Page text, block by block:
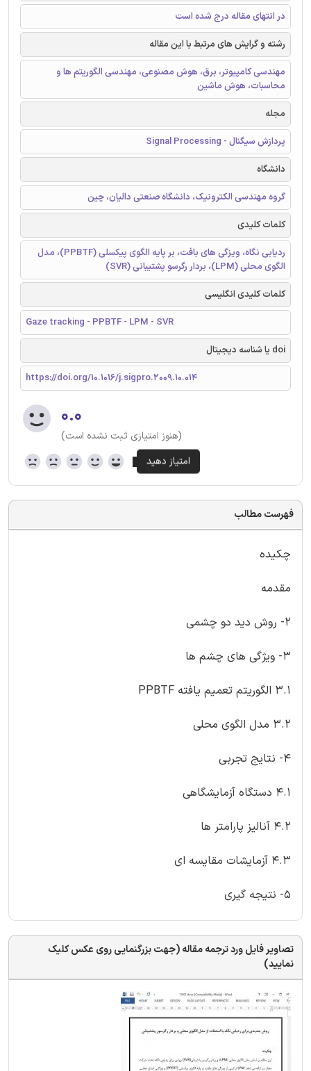
در انتهای مقاله درج شده است
رشته و گرایش های مرتبط با این مقاله
مهندسی کامپیوتر، برق، هوش مصنوعی، مهندسی الگوریتم ها و
محاسبات، هوش ماشین
مجله
پردازش سیگنال - Signal Processing
دانشگاه
گروه مهندسی الکترونیک، دانشگاه صنعتی دالیان، چین
کلمات کلیدی
ردیابی نگاه، ویزگی های بافت، بر پایه الگوی پیکسلی (PPBTF)، مدل
الگوی محلی (LPM)، بردار رگرسو پشتیبانی (SVR)
کلمات کلیدی انگلیسی
Gaze tracking - PPBTF - LPM - SVR
doi یا شناسه دیجیتال
https://doi.org/10.1016/j.sigpro.2009.10.014
۰.۰
(هنوز امتیازی ثبت نشده است)
فهرست مطالب
چکیده
مقدمه
2- روش دید دو چشمی
3- ویژگی های چشم ها
3.1 الگوریتم تعمیم یافته PPBTF
3.2 مدل الگوی محلی
4- نتایج تجربی
4.1 دستگاه آزمایشگاهی
4.2 آنالیز پارامتر ها
4.3 آزمایشات مقایسه ای
5- نتیجه گیری
تصاویر فایل ورد ترجمه مقاله (جهت بزرگنمایی روی عکس کلیک
نمایید)